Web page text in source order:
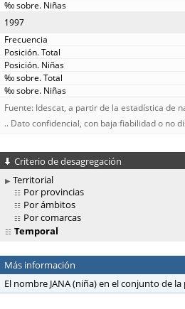
1997
Fuente: Idescat, a partir de la estadística de
.. Dato confidencial, con baja fiabilidad o no
Criterio de desagregación
Territorial
Por provincias
Por ámbitos
Por comarcas
Temporal
Más información
El nombre JANA (niña) en el conjunto de